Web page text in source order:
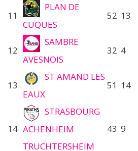
11
PLAN DE
CUQUES
52 13
12
SAMBRE
AVESNOIS
32 4
13
ST AMAND LES
EAUX
51 14
14
STRASBOURG
ACHENHEIM
TRUCHTERSHEIM
43 9